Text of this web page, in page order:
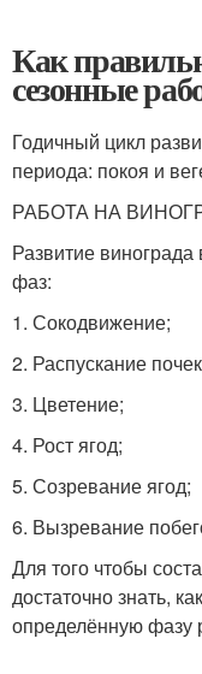
Как
сезонные
Годичный цикл
периода: покоя и
РАБОТА НА
Развитие
фаз:
1. Сокодвижение;
2. Распускание
3. Цветение;
4. Рост ягод;
5. Созревание ягод;
6. Вызревание
Для того чтобы
достаточно знать,
определённую фазу